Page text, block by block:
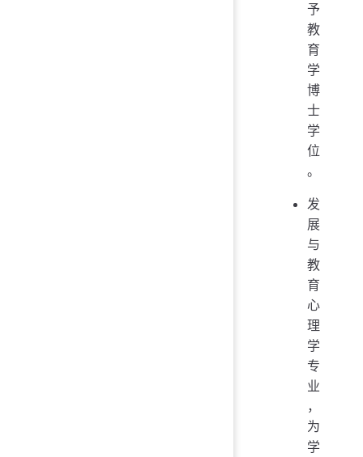
予
教
育
学
博
士
学
位
。
发
展
与
教
育
心
理
学
专
业
，
为
学